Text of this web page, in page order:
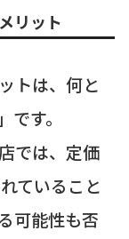
リット
トは、何と
す。
では、定価
ていること
可能性も否